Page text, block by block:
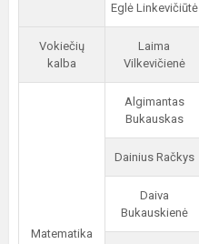
Eglė Linkevičiūtė
Vokiečių
kalba
Laima
Vilkevičienė
Matematika
Algimantas
Bukauskas
Dainius Račkys
Daiva
Bukauskienė